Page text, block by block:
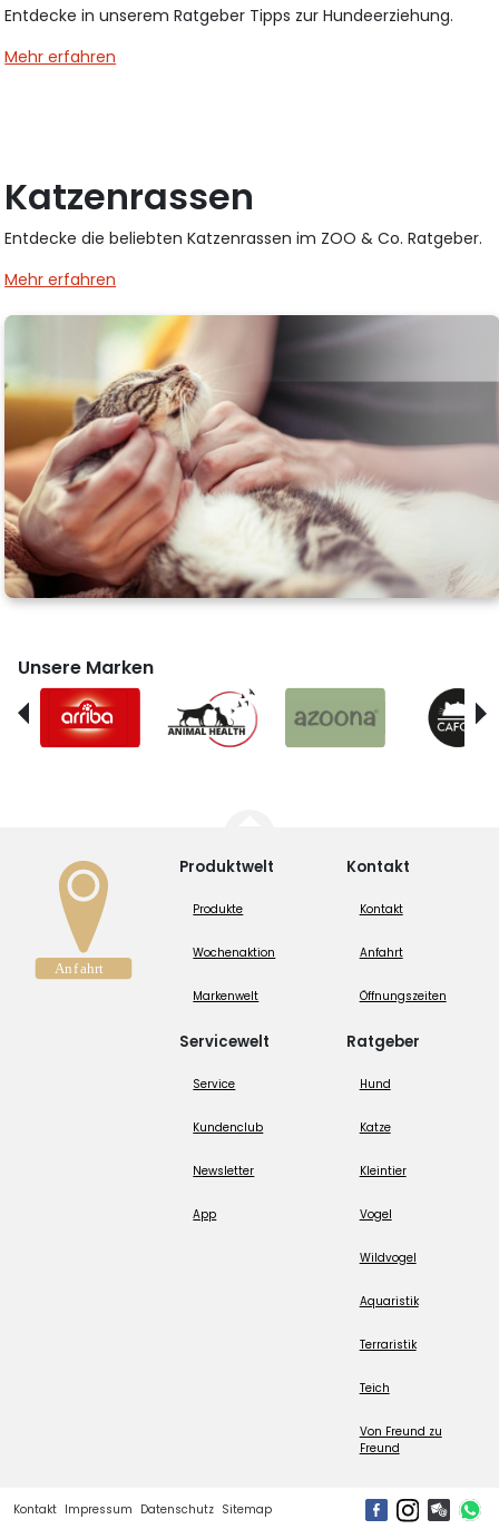
Entdecke in unserem Ratgeber Tipps zur Hundeerziehung.
Mehr erfahren
Katzenrassen
Entdecke die beliebten Katzenrassen im ZOO & Co. Ratgeber.
Mehr erfahren
Unsere Marken
Produktwelt
Produkte
Wochenaktion
Markenwelt
Servicewelt
Service
Kundenclub
Newsletter
App
Kontakt
Kontakt
Anfahrt
Öffnungszeiten
Ratgeber
Hund
Katze
Kleintier
Vogel
Wildvogel
Aquaristik
Terraristik
Teich
Von Freund zu
Freund
Kontakt Impressum Datenschutz Sitemap